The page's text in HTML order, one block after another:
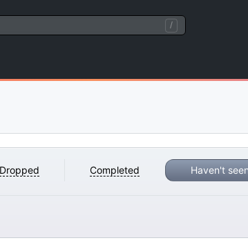
/
Dropped Completed Haven't